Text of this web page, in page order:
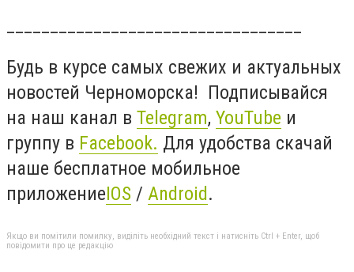
Будь в курсе самых свежих и актуальных
новостей Черноморска! Подписывайся
на наш канал в Telegram, YouTube и
группу в Facebook. Для удобства скачай
наше бесплатное мобильное
приложениеIOS / Android.
Якщо ви помітили помилку, виділіть необхідний текст і натисніть Ctrl + Enter, щоб
повідомити про це редакцію